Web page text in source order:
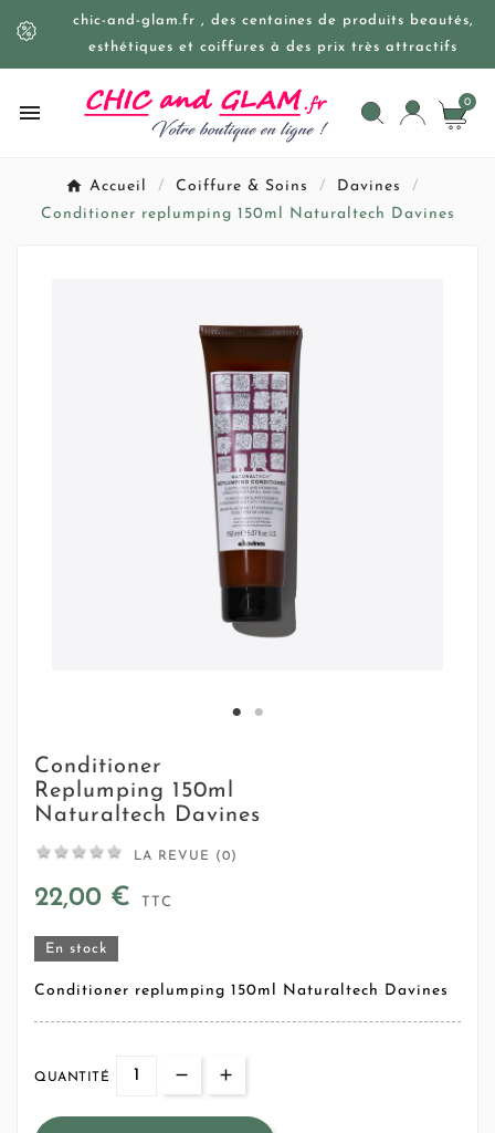
chic-and-glam.fr , des centaines de produits beautés,
esthétiques et coiffures à des prix très attractifs
 0
Accueil Coiffure & Soins
Davines
Conditioner replumping 150ml Naturaltech Davines
Conditioner
Replumping 150ml
Naturaltech Davines
     LA REVUE (0)
22,00 € TTC
En stock
Conditioner replumping 150ml Naturaltech Davines
QUANTITÉ